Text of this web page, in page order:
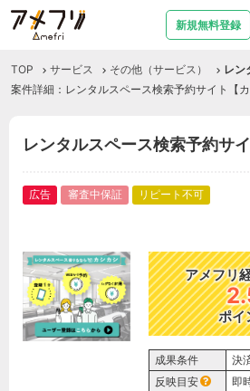
新規無料登録
TOP サービス その他（サービス）
レン
案件詳細：レンタルスペース検索予約サイト【
レンタルスペース検索予約サ
広告 審査中保証 リピート不可
アメフリ
ポイ
成果条件
決
反映目安
即